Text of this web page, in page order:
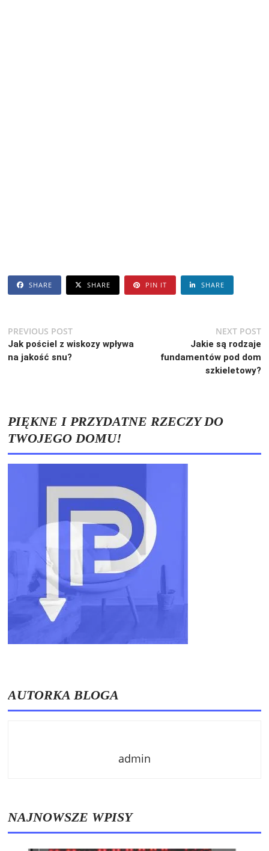
SHARE SHARE PIN IT SHARE
Nawigacja
wpisu
PREVIOUS POSTPrevious
post:
Jak pościel z wiskozy wpływa
na jakość snu?
NEXT POST
Jakie są rodzaje
fundamentów pod dom
szkieletowy?
PIĘKNE I PRZYDATNE RZECZY DO
TWOJEGO DOMU!
AUTORKA BLOGA
admin
NAJNOWSZE WPISY